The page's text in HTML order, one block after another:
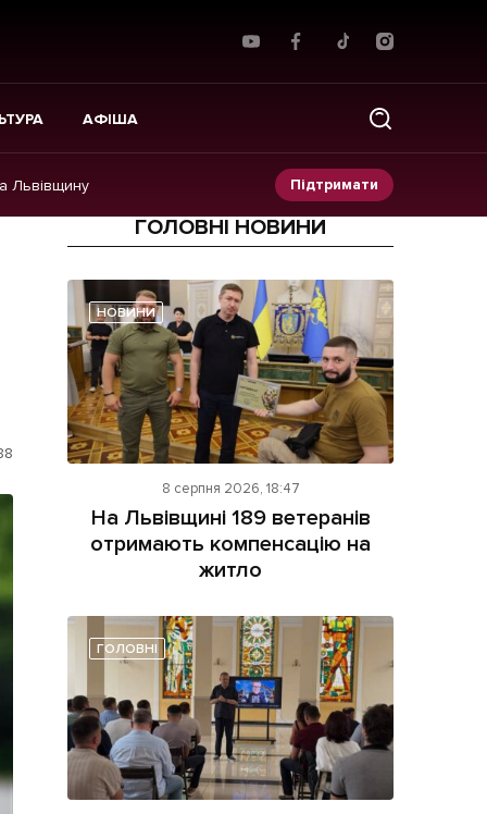
АФІША
Львівщину Підтримати
Прес-релізи
Фото/Відео
Made in Lviv
ГОЛОВНІ НОВИНИ
НОВИНИ
8 серпня 2026, 18:47
На Львівщині 189 ветеранів
отримають компенсацію на
житло
ГОЛОВНІ